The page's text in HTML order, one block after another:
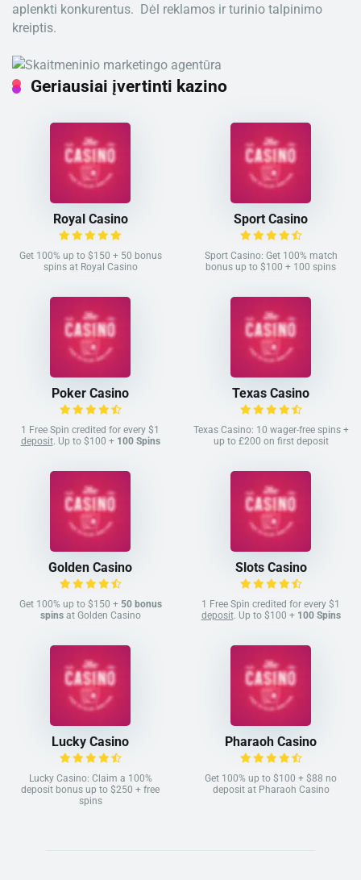
aplenkti konkurentus. Dėl reklamos ir turinio talpinimo
kreiptis.
Geriausiai įvertinti kazino
Royal Casino
Get 100% up to $150 + 50 bonus
spins at Royal Casino
Sport Casino
Sport Casino: Get 100% match
bonus up to $100 + 100 spins
Poker Casino
1 Free Spin credited for every $1
deposit. Up to $100 + 100 Spins
Texas Casino
Texas Casino: 10 wager-free spins +
up to £200 on first deposit
Golden Casino
Get 100% up to $150 + 50 bonus
spinsat Golden Casino
Slots Casino
1 Free Spin credited for every $1
deposit. Up to $100 + 100 Spins
Lucky Casino
Lucky Casino: Claim a 100%
deposit bonus up to $250 + free
spins
Pharaoh Casino
Get 100% up to $100 + $88 no
deposit at Pharaoh Casino